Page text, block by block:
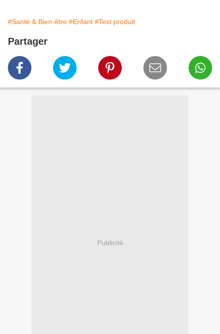
#Santé & Bien-être #Enfant #Test produit
Partager
Publicité